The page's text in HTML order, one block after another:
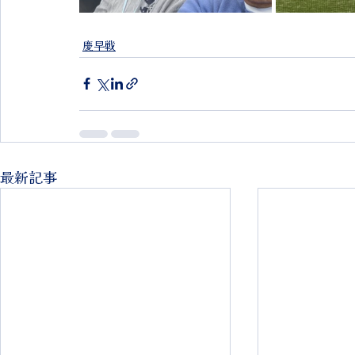
慶早戦
最新記事